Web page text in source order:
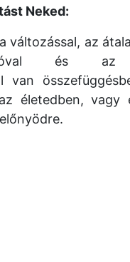
Neked:
változással, az
és az
van
életedben, vagy